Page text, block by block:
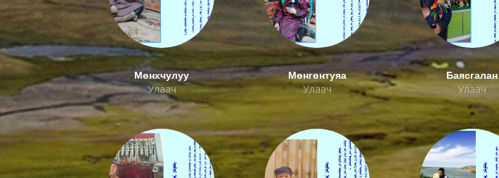
Мөнхчулуу
Улаач
Мөнгөнтуяа
Улаач
Баясгалан
Улаач